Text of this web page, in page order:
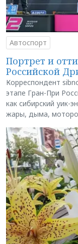
Автоспорт
Портрет и
Российской
Корреспондент
этапе Гран-При
как сибирский уик-
жары, дыма,